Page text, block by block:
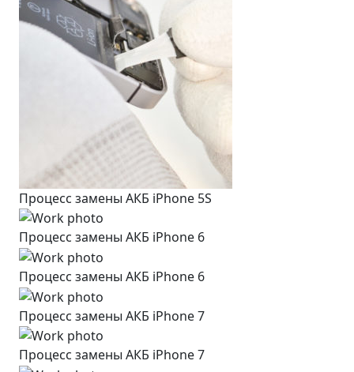
Процесс замены АКБ iPhone 5S
Процесс замены АКБ iPhone 6
Процесс замены АКБ iPhone 6
Процесс замены АКБ iPhone 7
Процесс замены АКБ iPhone 7